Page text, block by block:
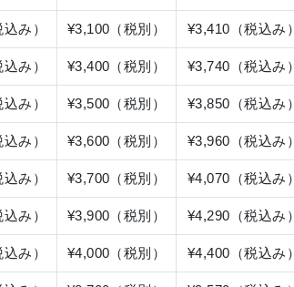
み） ¥3,100（税別） ¥3,410（税込み）
み） ¥3,400（税別） ¥3,740（税込み）
み） ¥3,500（税別） ¥3,850（税込み）
み） ¥3,600（税別） ¥3,960（税込み）
み） ¥3,700（税別） ¥4,070（税込み）
み） ¥3,900（税別） ¥4,290（税込み）
み） ¥4,000（税別） ¥4,400（税込み）